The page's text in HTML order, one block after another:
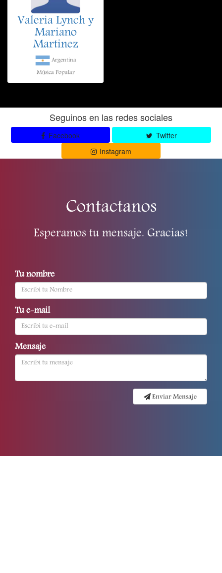
Valeria Lynch y
Mariano
Martinez
Argentina
Música Popular
Seguinos en las redes sociales
Facebook
Twitter
Instagram
Contactanos
Esperamos tu mensaje. Gracias!
Tu nombre
Tu e-mail
Mensaje
Enviar Mensaje